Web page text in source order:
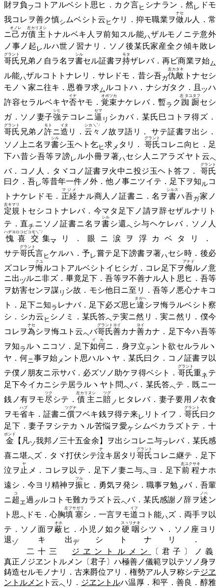
財ヲ負 フ コトアルベシト思ヒ．カク言ヒ シナラン． 然 レ ドモ
我コレヲ善ク慎シ ムベシト 云 ヒケリ．抑モ職業ヲ做
ナセ
ル人．常
ニ己
オノレ
ガ債主
左カリヌシ
トナルベキ人ヲ前知スル能ハザルモノニテ意外
ノ事ノ 起 レ ルハ世ノ習ナリ．ソノ後某氏家産全ク傾キ敗レ
哥氏
グラント
兄弟ノ自ラ名ヲ書
シル
セル証書ヲ持
モタ
ザレバ．再ビ商業ヲ始ム
ル能ハザルコトトナレリ．サレドモ．昔シ吾ガ仇敵
左カタキ
トナセシ
モノヽ家ニ往キ．恩眷ヲ求ム ルコトハ．ナシガタク． 且 ツハ
許容セラルベキヤ否
イナ
ヤモ． 覚束
オボツカ
ナケレバ． 暫ラ ク 踟蹰
左 タユタフ
セシ
ガ．ソノ妻子強
シヒ
テコレニ逼
セマ
リ シカバ．某氏巳コトヲ得ズ．
哥氏
グラント
兄弟ノ許
モト
ニ造
イタ
リ． 云々
シカ＼ﾞ/
ノ故ヲ語リ． サテ証書ヲ出シ．
ソノ上ニ名ヲ書
シル
シ玉ヘト 乞ヒ求メ タリ． 哥氏
グラント
コレニ向ヒ．足
下ハ昔シ吾等ヲ謗レ ル小冊ヲ著ハ セシ人ニアラズヤト 云ヘ
バ．コノ人．タヾコノ証書ヲ火中ニ投ジ玉ヘト答フ． 哥氏
グラント
曰ク． 吾レ等昔年一件ノ外．他ノ事ニツイテ．足下ヲ知ル コ
トナケレドモ． 正経
マジメ
ナル商人ノ証書ニ．名ヲ書
シルス
ハ吾ガ家ノ
定規
左キマリ
トセシコトナレバ．今マタ足下ノ請ヲ辞セザルナリト
テ． 直チ ニソノ証書ニ名ヲ書
シル
シ還ヘ シ与ヘケレバ．ソノ人
愧喜
ハヂヨロコビ
交
コモ＼ﾞ/
集マ
リ．眼ニ涙ヲ浮カベタリ．
サテ哥氏
グラント
言ヒケルハ． 予レ嘗テ足下謗書ヲ著ハ セシ時．後必
ズコレヲ悔
クユ
ルコトアルベシトイヒシガ．コレ足下ヲ侮
アナド
ルノ意
ニ出ヅルニ非ズ．畢竟足下．吾等ヲ不善ナル人ト思ヒ．吾等
ヲ妨害センヲ謀 リ シ故．モシ他日ニ至リ．吾等ノ悪心ナキコ
ト．足下ニ知ラ レナバ．足下必ズ思ヒ違
タガヘ
シヲ悔ラルベシト察
シ．シカ云 ヒ シノミ．某氏答ヘテ実ニ然リ．実ニ然リ．僕今
コレヲ為
ナセ
シヲ悔ユト 云ヘバ哥氏
グラント
善
ヨイ
カナ善
ヨイ
カナ ．足下今ハ吾等
ヲ知ラ ルヽニコソ．足下如何
イカ
ニ．身ヲ立テ ント欲セルラルヽ
ヤ． 何ニ事ヲ始メ ント思ハルヽヤ．某氏曰ク．コノ証書ヲ以
テ僕ノ朋友ニ示サバ．必ズソノ助ケヲ得ベシト． 哥氏
グラント
重ネ テ
足下今イカニシテ居ラルヽヤト 問ヘバ．某氏答ヘテ．既ニ一
銭ノ有ヲモ尽
ツク
シテ． 債主
左カリヌシ
ニ賠
ツグ
ノ ヒタレバ．妻子要用ノ衣食
ヲモ省
ハブ
キ．証書ニ償
ツグナ
フベキ銭ヲ得テ来レ リトイフ． 哥氏
グラント
曰ク
足下．妻子ヲシテカヽル苦悩ヲ愛ケ シムベカラズトテ．十
金
ポンド
【 凡ソ我邦ノ三十五金余】ヲ出シコレニ与フ レバ．某氏感
喜ニ堪ヘズ．タヾ打伏シテ泣
ナ
キ居タリ 哥氏
グラント
コレニ継テ．足下
泣ヲ 止
ヤ
メ．コレヲ以テ．足下ノ妻ニ与ヘ ヨ．足下前程
左ユクサキ
ナホ
遠シ．今ヨリ精神ヲ振
フル
ヒ．勇気ヲ発シ．職事ヲ勉メバ．吾輩
ニ超
コ
エ過 グルコトモ難カラズト 云ヘバ．某氏感謝ノ辞ヲ述
ノベ
ン
ト 思ヘ ドモ．心胸填塞
左フサガリ
シ．一言ヲモ道
イフ
コト 能ハ ズ．両手ヲ以
テ．ソノ面ヲ蔽
オホ
ヒ．小児ノ如ク硬咽
スヽリナキ
シツヽ．ソノ座ヨリ
退 ゾキ 出デシトナリ．
二十三
ジヱントルメン
〔君子〕ノ義
真正ノジヱントルメン〔君子〕ハ極善ノ儀範ヲ以テソノ身ヲ
鋳造セルモノナリ．古来爵位アリ．権勢アル人ヲ称シテジヱ
ントルメン ト 云ヘ リ． ジヱントルハ温厚．和平．善良．醇雅